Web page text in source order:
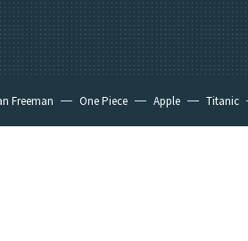
Freeman One Piece Apple
Titanic